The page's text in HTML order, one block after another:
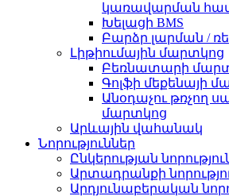
կառավարման
Խելացի BMS
Բարձր լարման /
Լիթիումային մարտկոց
Բեռնատարի
Գոլֆի մեքենայի
Անօդաչու թռչող
մարտկոց
Արևային վահանակ
Նորություններ
Ընկերության
Արտադրանքի
Արդյունաբերական